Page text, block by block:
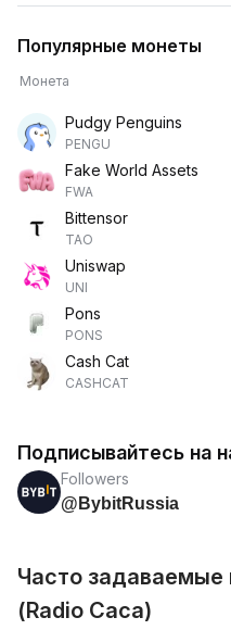
Популярные монеты
Монета
Pudgy Penguins
PENGU
Fake World Assets
FWA
Bittensor
TAO
Uniswap
UNI
Pons
PONS
Cash Cat
CASHCAT
Подписывайтесь на
Followers
@BybitRussia
Часто задаваемые
(Radio Caca)